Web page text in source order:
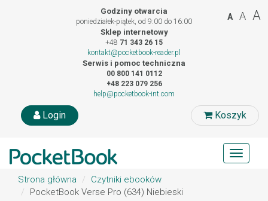
Godziny otwarcia
poniedziałek-piątek, od 9:00 do 16:00
Sklep internetowy
+48 71 343 26 15
kontakt@pocketbook-reader.pl
Serwis i pomoc techniczna
00 800 141 0112
+48 223 079 256
help@pocketbook-int.com
Koszyk
Login
A A A
Toggle
Strona główna
Czytniki ebooków
PocketBook Verse Pro (634) Niebieski